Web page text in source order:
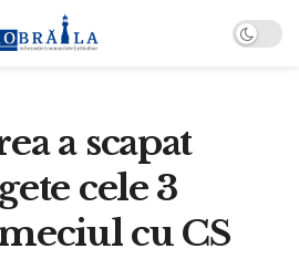
a scapat
cele 3
cu CS